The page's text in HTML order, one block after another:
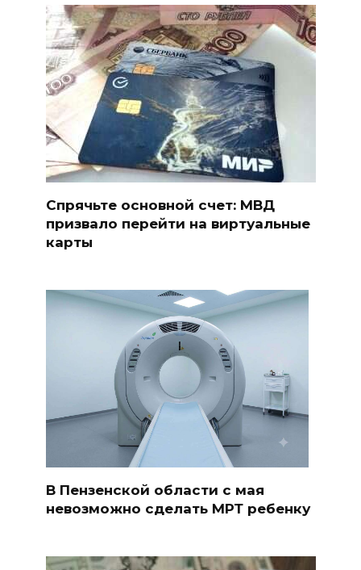
Спрячьте основной счет: МВД
призвало перейти на виртуальные
карты
В Пензенской области с мая
невозможно сделать МРТ ребенку